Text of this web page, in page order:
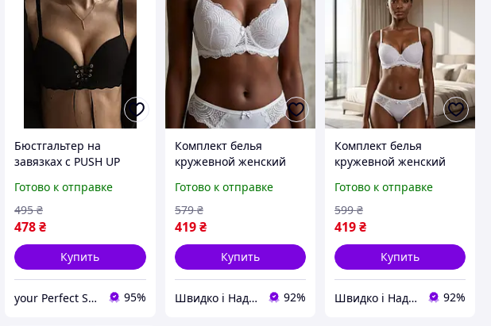
Бюстгальтер на
завязках с PUSH UP
ы женские,Бра с пуш
ап,Черный
Готово к отправке
478₴
495 ₴
Купить
your Perfect Store 95%
Комплект белья
кружевной женский
бюстгальтер с
поролоном и трусики
для повседневной
носки турецкое
производство
Готово к отправке
419 ₴
579 ₴
Купить
Швидко і Надійно 92%
Комплект белья
кружевной женский
бюстгальтер с
поролоном и трусики
для повседневной
носки с косточками.
Готово к отправке
419₴
599 ₴
Купить
Швидко і Надійно 92%